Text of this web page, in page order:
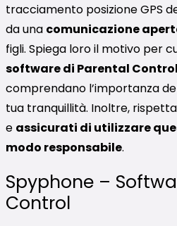
tracciamento posizione GPS
da una comunicazione
figli. Spiega loro il motivo per
software di Parental Control
comprendano l’importanza
tua tranquillità. Inoltre,
e assicurati di utilizzare
modo responsabile.
Spyphone –
Control